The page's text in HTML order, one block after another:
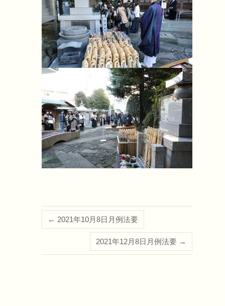
← 2021年10月8日月例法要
2021年12月8日月例法要 →